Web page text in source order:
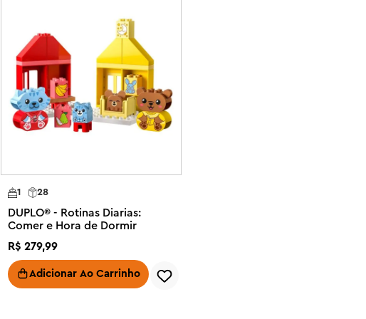
28
1
DUPLO® - Rotinas Diarias:
Comer e Hora de Dormir
R$ 279,99
Adicionar Ao Carrinho